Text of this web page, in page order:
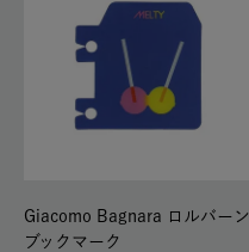
Giacomo Bagnara ロルバーン
ブックマーク